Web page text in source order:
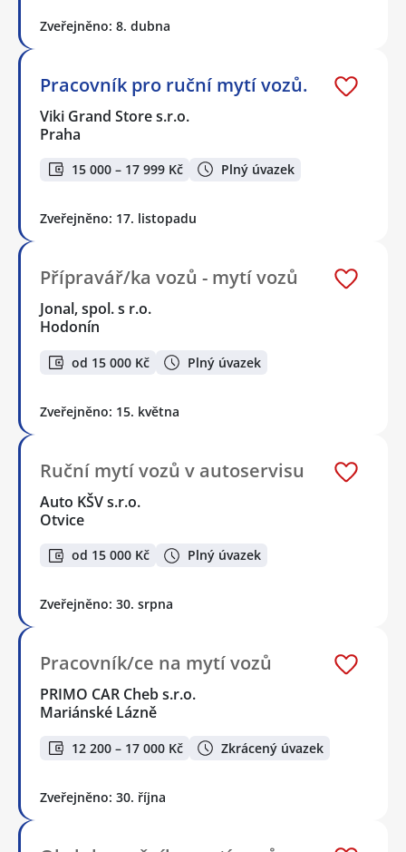
Zveřejněno: 8. dubna
Pracovník pro ruční mytí vozů.
Viki Grand Store s.r.o.
Praha
15 000 – 17 999 Kč Plný úvazek
Zveřejněno: 17. listopadu
Přípravář/ka vozů - mytí vozů
Jonal, spol. s r.o.
Hodonín
od 15 000 Kč Plný úvazek
Zveřejněno: 15. května
Ruční mytí vozů v autoservisu
Auto KŠV s.r.o.
Otvice
od 15 000 Kč Plný úvazek
Zveřejněno: 30. srpna
Pracovník/ce na mytí vozů
PRIMO CAR Cheb s.r.o.
Mariánské Lázně
12 200 – 17 000 Kč Zkrácený úvazek
Zveřejněno: 30. října